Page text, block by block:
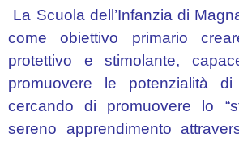
La Scuola dell’Infanzia di
come obiettivo primario
protettivo e stimolante,
promuovere le potenzialità
cercando di promuovere lo
sereno apprendimento